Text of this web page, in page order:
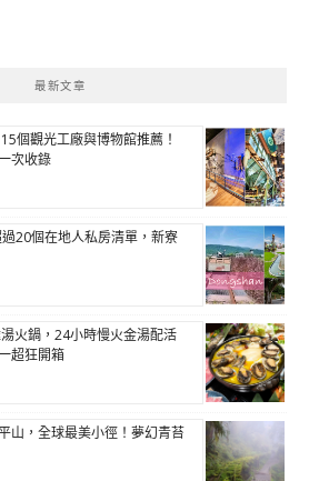
最新文章
個觀光工廠與博物館推薦！
次收錄
20個在地人私房清單，新寮
湯火鍋，24小時慢火金湯配活
超狂開箱
山，全球最美小徑！夢幻青苔